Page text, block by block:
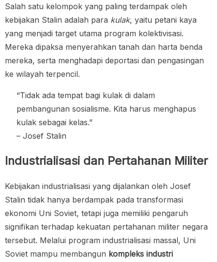
Salah satu kelompok yang paling terdampak oleh
kebijakan Stalin adalah para kulak, yaitu petani kaya
yang menjadi target utama program kolektivisasi.
Mereka dipaksa menyerahkan tanah dan harta benda
mereka, serta menghadapi deportasi dan pengasingan
ke wilayah terpencil.
“Tidak ada tempat bagi kulak di dalam
pembangunan sosialisme. Kita harus menghapus
kulak sebagai kelas.”
– Josef Stalin
Industrialisasi dan Pertahanan Militer
Kebijakan industrialisasi yang dijalankan oleh Josef
Stalin tidak hanya berdampak pada transformasi
ekonomi Uni Soviet, tetapi juga memiliki pengaruh
signifikan terhadap kekuatan pertahanan militer negara
tersebut. Melalui program industrialisasi massal, Uni
Soviet mampu membangun kompleks industri